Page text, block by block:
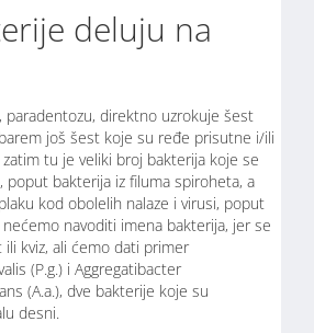
deluju na
paradentozu, direktno uzrokuje šest
još šest koje su ređe prisutne i/ili
tu je veliki broj bakterija koje se
poput bakterija iz filuma spiroheta, a
kod obolelih nalaze i virusi, poput
navoditi imena bakterija, jer se
kviz, ali ćemo dati primer
(P.g.) i Aggregatibacter
(A.a.), dve bakterije koje su
desni.